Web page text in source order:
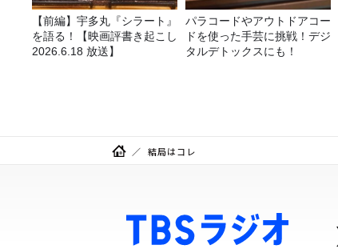
【前編】宇多丸『シラート』
を語る！【映画評書き起こし
2026.6.18 放送】
パラコードやアウトドアコー
ドを使った手芸に挑戦！デジ
タルデトックスにも！
結局はコレ